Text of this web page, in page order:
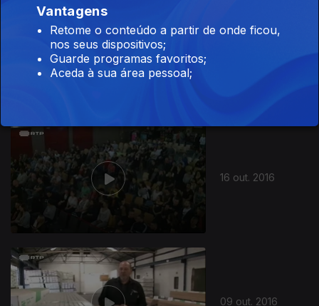
16 out. 2016
09 out. 2016
253689
Vantagens
Retome o conteúdo a partir de onde ficou,
nos seus dispositivos;
Guarde programas favoritos;
Aceda à sua área pessoal;